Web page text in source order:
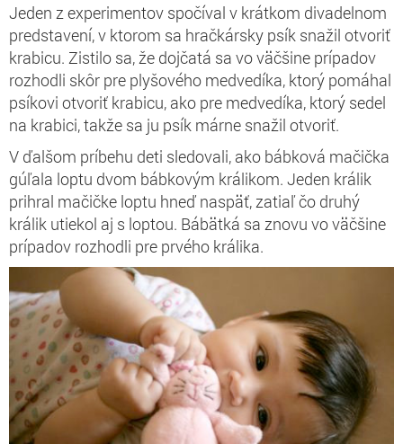
Jeden z experimentov spočíval v krátkom divadelnom
predstavení, v ktorom sa hračkársky psík snažil otvoriť
krabicu. Zistilo sa, že dojčatá sa vo väčšine prípadov
rozhodli skôr pre plyšového medvedíka, ktorý pomáhal
psíkovi otvoriť krabicu, ako pre medvedíka, ktorý sedel
na krabici, takže sa ju psík márne snažil otvoriť.
V ďalšom príbehu deti sledovali, ako bábková mačička
gúľala loptu dvom bábkovým králikom. Jeden králik
prihral mačičke loptu hneď naspäť, zatiaľ čo druhý
králik utiekol aj s loptou. Bábätká sa znovu vo väčšine
prípadov rozhodli pre prvého králika.